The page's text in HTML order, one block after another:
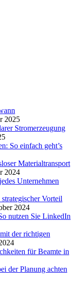
2025
Stromerzeugung
So einfach geht’s
Materialtransport
2024
Unternehmen
Vorteil
2024
nutzen Sie LinkedIn
der richtigen
für Beamte in
der Planung achten